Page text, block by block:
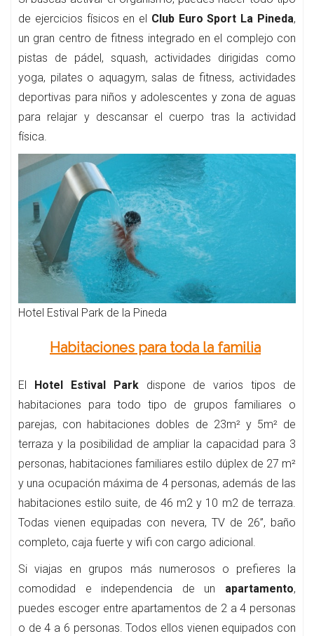
de ejercicios físicos en el Club Euro Sport La Pineda,
un gran centro de fitness integrado en el complejo con
pistas de pádel, squash, actividades dirigidas como
yoga, pilates o aquagym, salas de fitness, actividades
deportivas para niños y adolescentes y zona de aguas
para relajar y descansar el cuerpo tras la actividad
física.
Hotel Estival Park de la Pineda
Habitaciones para toda la familia
El Hotel Estival Parkdispone de varios tipos de
habitaciones para todo tipo de grupos familiares o
parejas, con habitaciones dobles de 23m² y 5m² de
terraza y la posibilidad de ampliar la capacidad para 3
personas, habitaciones familiares estilo dúplex de 27 m²
y una ocupación máxima de 4 personas, además de las
habitaciones estilo suite, de 46 m2 y 10 m2 de terraza.
Todas vienen equipadas con nevera, TV de 26”, baño
completo, caja fuerte y wifi con cargo adicional.
Si viajas en grupos más numerosos o prefieres la
comodidad e independencia de un apartamento,
puedes escoger entre apartamentos de 2 a 4 personas
o de 4 a 6 personas. Todos ellos vienen equipados con